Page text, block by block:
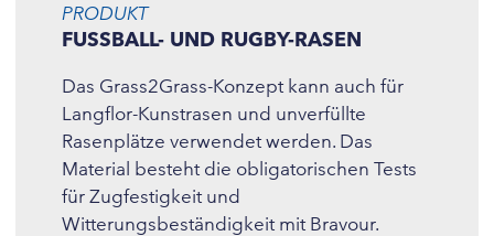
PRODUKT
FUSSBALL- UND RUGBY-RASEN
Das Grass2Grass-Konzept kann auch für
Langflor-Kunstrasen und unverfüllte
Rasenplätze verwendet werden. Das
Material besteht die obligatorischen Tests
für Zugfestigkeit und
Witterungsbeständigkeit mit Bravour.